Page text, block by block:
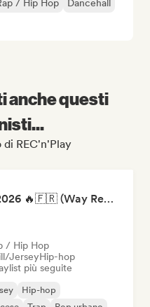
/ Hip Hop
Dancehall
anche questi
REC'n'Play
RAP FRANÇAIS 2026 🔥🇫🇷 (Way Records)
/ Hip Hop
JerseyHip-hop
più seguite
Hip-hop